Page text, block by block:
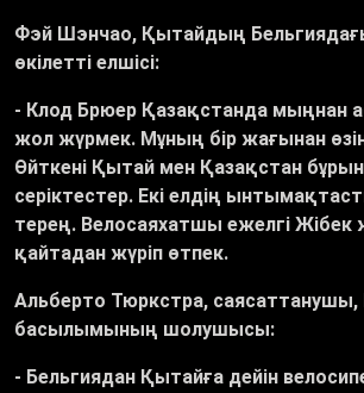
Фэй Шэнчао, Қытайдың
өкілетті елшісі:
- Клод Брюер Қазақстанда мыңнан
жол жүрмек. Мұның бір жағынан
Өйткені Қытай мен Қазақстан
серіктестер. Екі елдің
терең. Велосаяхатшы ежелгі
қайтадан жүріп өтпек.
Альберто Тюркстра, саясаттанушы,
басылымының шолушысы:
- Бельгиядан Қытайға дейін